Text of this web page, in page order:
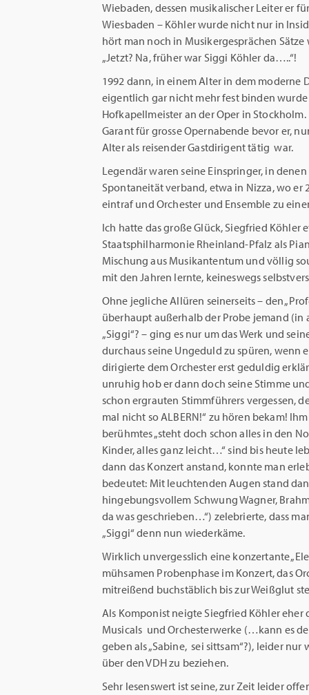
Wiebaden, dessen musikalischer Leiter er
Wiesbaden – Köhler wurde nicht nur in
hört man noch in Musikergesprächen Sätze
„Jetzt? Na, früher war Siggi Köhler da…..“!
1992 dann, in einem Alter in dem
eigentlich gar nicht mehr fest binden
Hofkapellmeister an der Oper in
Garant für grosse Opernabende bevor er,
Alter als reisender Gastdirigent tätig war.
Legendär waren seine Einspringer, in
Spontaneität verband, etwa in Nizza, wo er
eintraf und Orchester und Ensemble zu
Ich hatte das große Glück, Siegfried Köhler
Staatsphilharmonie Rheinland-Pfalz als
Mischung aus Musikantentum und völlig
mit den Jahren lernte, keineswegs
Ohne jegliche Allüren seinerseits – den
überhaupt außerhalb der Probe jemand (in
„Siggi“? – ging es nur um das Werk und
durchaus seine Ungeduld zu spüren, wenn
dirigierte dem Orchester erst geduldig
unruhig hob er dann doch seine Stimme
schon ergrauten Stimmführers vergessen,
mal nicht so ALBERN!“ zu hören bekam!
berühmtes „steht doch schon alles in den
Kinder, alles ganz leicht…“ sind bis heute
dann das Konzert anstand, konnte man
bedeutet: Mit leuchtenden Augen stand
hingebungsvollem Schwung Wagner,
da was geschrieben…“) zelebrierte, dass
„Siggi“ denn nun wiederkäme.
Wirklich unvergesslich eine konzertante
mühsamen Probenphase im Konzert, das
mitreißend buchstäblich bis zur Weißglut
Als Komponist neigte Siegfried Köhler
Musicals und Orchesterwerke (…kann es
geben als „Sabine, sei sittsam“?), leider nur
über den VDH zu beziehen.
Sehr lesenswert ist seine, zur Zeit leider